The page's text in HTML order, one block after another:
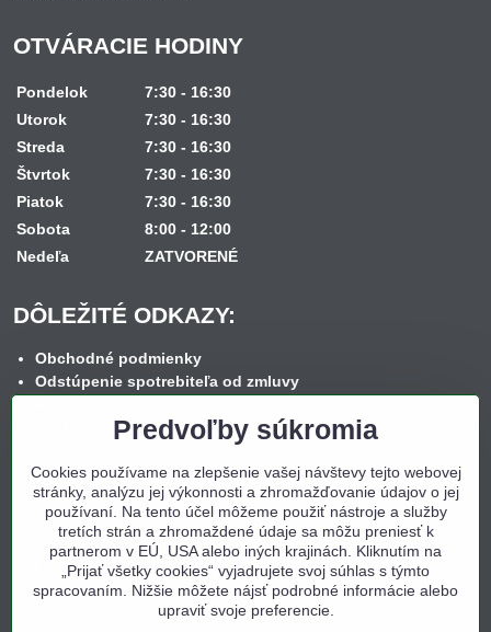
OTVÁRACIE HODINY
Pondelok
7:30 - 16:30
Utorok
7:30 - 16:30
Streda
7:30 - 16:30
Štvrtok
7:30 - 16:30
Piatok
7:30 - 16:30
Sobota
8:00 - 12:00
Nedeľa
ZATVORENÉ
DÔLEŽITÉ ODKAZY:
Obchodné podmienky
Odstúpenie spotrebiteľa od zmluvy
Reklamačný formulár
Spôsob platby
Nákup na splátky
Ochrana osobných údajov
Cookies
Kontakt
Predvoľby súkromia
Cookies používame na zlepšenie vašej návštevy tejto webovej
stránky, analýzu jej výkonnosti a zhromažďovanie údajov o jej
používaní. Na tento účel môžeme použiť nástroje a služby
tretích strán a zhromaždené údaje sa môžu preniesť k
partnerom v EÚ, USA alebo iných krajinách. Kliknutím na
„Prijať všetky cookies“ vyjadrujete svoj súhlas s týmto
spracovaním. Nižšie môžete nájsť podrobné informácie alebo
upraviť svoje preferencie.